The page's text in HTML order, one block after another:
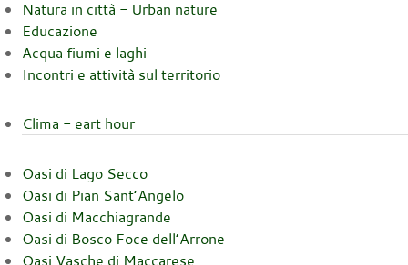
Natura in città - Urban nature
Educazione
Acqua fiumi e laghi
Incontri e attività sul territorio
Clima - eart hour
Oasi di Lago Secco
Oasi di Pian Sant’Angelo
Oasi di Macchiagrande
Oasi di Bosco Foce dell’Arrone
Oasi Vasche di Maccarese